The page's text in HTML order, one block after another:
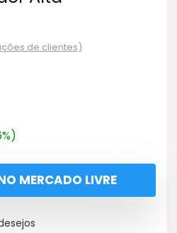
de clientes)
MERCADO LIVRE